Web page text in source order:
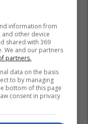
information from
other device
shared with 369
We and our partners
partners.
data on the basis
to by managing
bottom of this page
consent in privacy